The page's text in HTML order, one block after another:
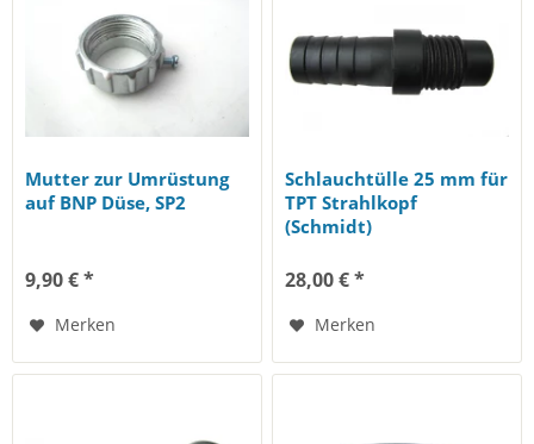
Mutter zur Umrüstung
auf BNP Düse, SP2
9,90 € *
Merken
Schlauchtülle 25 mm für
TPT Strahlkopf
(Schmidt)
28,00 € *
Merken